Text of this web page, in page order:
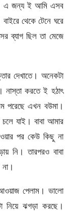
এ জন্য ই আমি এসব
থেকে টেনে ঘরে
ব্যাগ ছিল তা মেজে
দেখাতে। অনেকটা
নাস্তা করতে ই হঠাৎ
পরেছে এখন বউমা।
যাই। বাবা আমার
পর কেউ কিছু না
নি। তারপরও বাবা
পেলাম। ভালো
নিয়ে ঝগড়া করছে।